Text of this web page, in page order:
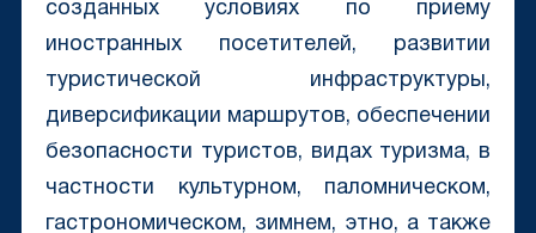
созданных условиях по приему
иностранных посетителей, развитии
туристической инфраструктуры,
диверсификации маршрутов, обеспечении
безопасности туристов, видах туризма, в
частности культурном, паломническом,
гастрономическом, зимнем, этно, а также